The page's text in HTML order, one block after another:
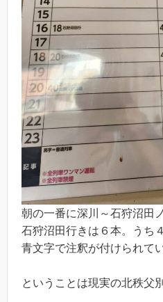
朝の一番に深川～石狩沼田
石狩沼田行きは６本。うち
青文字で注釈が付けられて
ということは現実の北秩父